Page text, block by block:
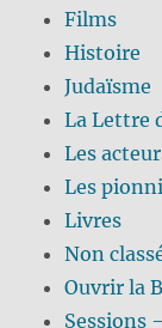
Films
Histoire
Judaïsme
La Lettre
Les
Les
Livres
Non
Ouvrir la
Sessions